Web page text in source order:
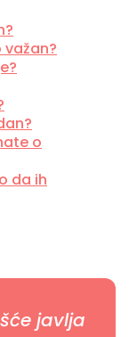
o
da ih
javlja